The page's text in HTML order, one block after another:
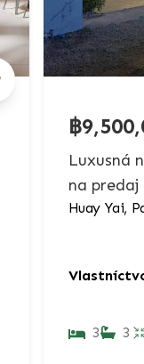
฿
Luxusná
na predaj
Huay Yai,
3 3